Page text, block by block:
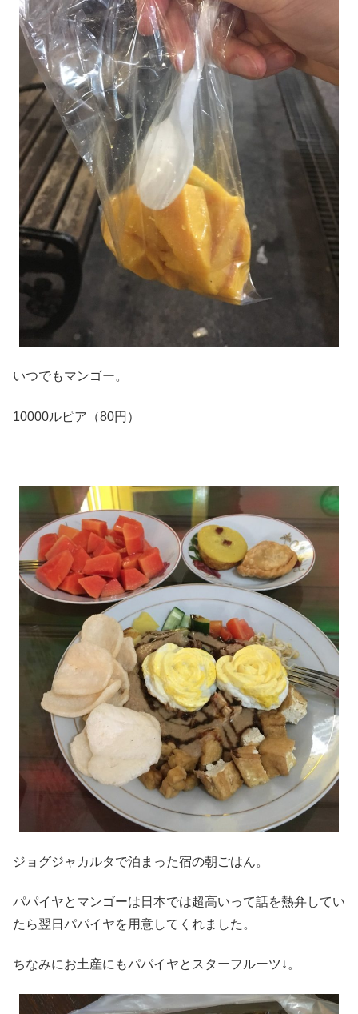
いつでもマンゴー。
10000ルピア（80円）
ジョグジャカルタで泊まった宿の朝ごはん。
パパイヤとマンゴーは日本では超高いって話を熱弁してい
たら翌日パパイヤを用意してくれました。
ちなみにお土産にもパパイヤとスターフルーツ↓。